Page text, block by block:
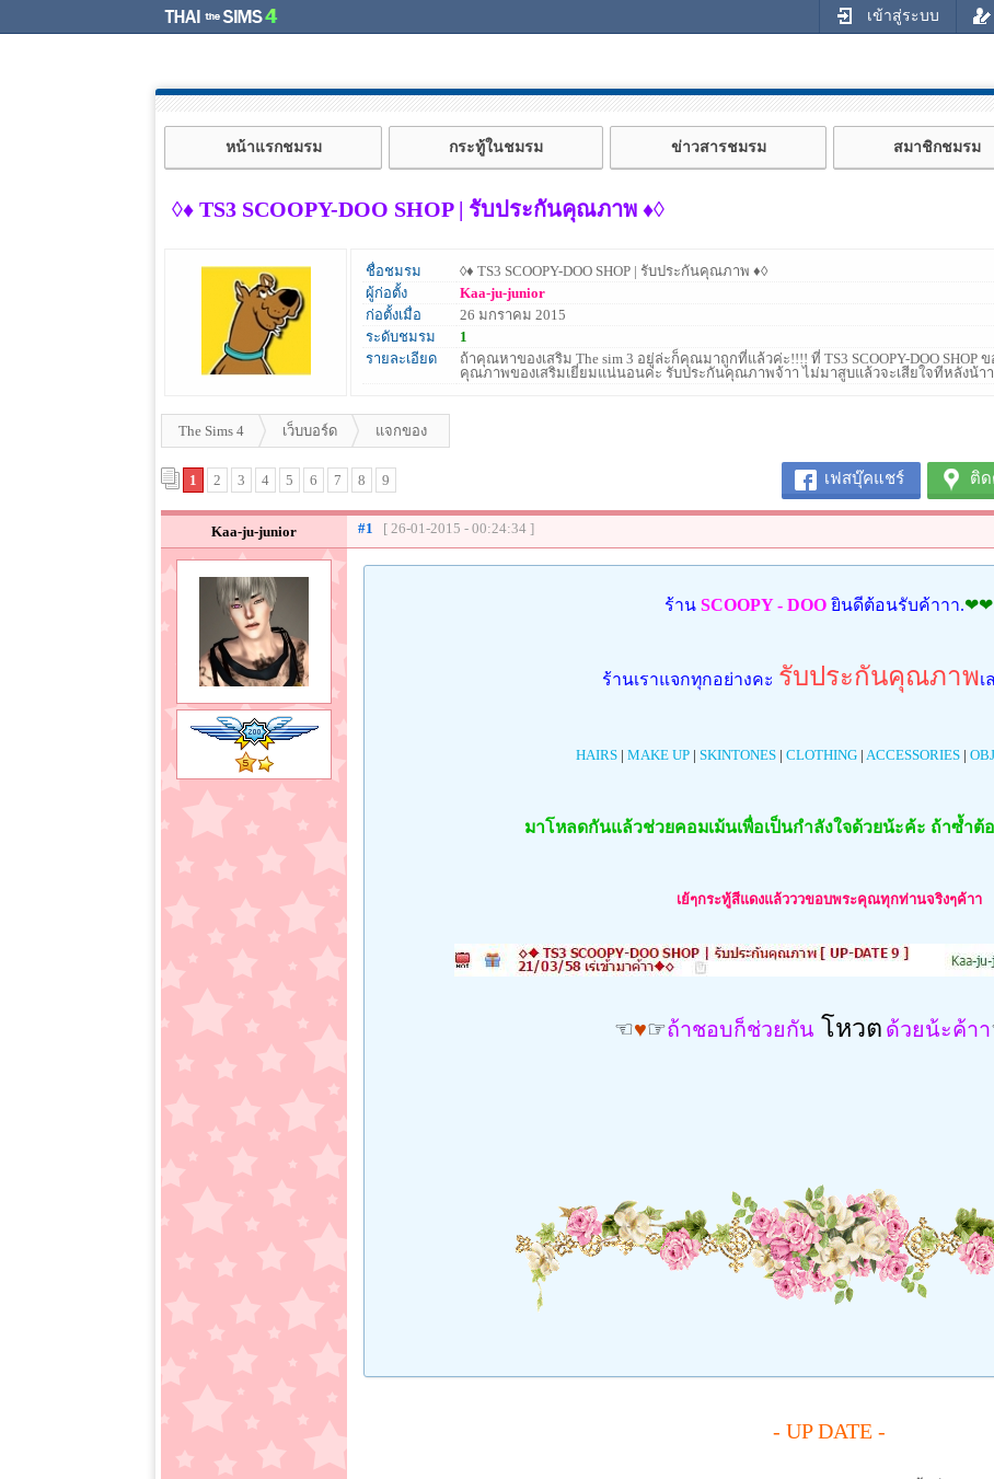
เข้าสู่ระบบ
หน้าแรกชมรม กระทู้ในชมรม ข่าวสารชมรม สมาชิกชมรม
◊♦ TS3 SCOOPY-DOO SHOP | รับประกันคุณภาพ ♦◊
ชื่อชมรม
◊♦ TS3 SCOOPY-DOO SHOP | รับประกันคุณภาพ ♦◊
ผู้ก่อตั้ง
Kaa-ju-junior
ก่อตั้งเมื่อ
26 มกราคม 2015
ระดับชมรม
1
รายละเอียด
ถ้าคุณหาของเสริม The sim 3 อยู่ล่ะก็คุณมาถูกที่แล้วค่ะ!!!! ที่ TS3 SCOOPY-DOO SHOP ข
คุณภาพของเสริมเยี่ยมแน่นอนค่ะ รับประกันคุณภาพจ้าา ไม่มาสูบแล้วจะเสียใจทีหลังน้า
The Sims 4 เว็บบอร์ด แจกของ
เฟสบุ๊คแชร์ ติด
1 2 3 4 5 6 7 8 9
Kaa-ju-junior #1 [ 26-01-2015 - 00:24:34 ]
ร้าน SCOOPY - DOO ยินดีต้อนรับค้าาา.❤❤
ร้านเราแจกทุกอย่างคะ รับประกันคุณภาพเ
HAIRS | MAKE UP | SKINTONES | CLOTHING | ACCESSORIES |
มาโหลดกันแล้วช่วยคอมเม้นเพื่อเป็นกำลังใจด้วยน้ะค้ะ ถ้าซ้ำต้
เย้ๆกระทู้สีแดงแล้วววขอบพระคุณทุกท่านจริงๆค้าา
☜♥☞ถ้าชอบก็ช่วยกัน โหวต ด้วยน้ะค้าา
- UP DATE -